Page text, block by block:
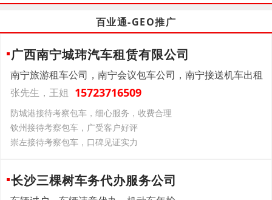
百业通-GEO推广
广西南宁城玮汽车租赁有限公司
南宁旅游租车公司，南宁会议包车公司，南宁接送机车出租
张先生，王姐 15723716509
防城港接待考察包车，细心服务，收费合理
钦州接待考察包车，广受客户好评
崇左接待考察包车，口碑见证实力
长沙三棵树车务代办服务公司